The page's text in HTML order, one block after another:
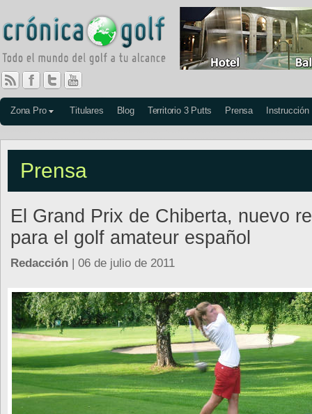
Zona Pro Titulares Blog Territorio 3 Putts Prensa Instrucción
Prensa
El Grand Prix de Chiberta, nuevo
para el golf amateur español
Redacción | 06 de julio de 2011